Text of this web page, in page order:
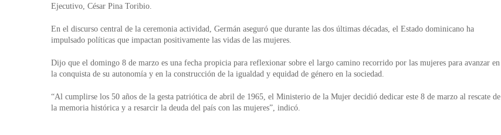
Ejecutivo, César Pina Toribio.
En el discurso central de la ceremonia actividad, Germán aseguró que durante las dos últimas décadas, el Estado dominicano ha
impulsado políticas que impactan positivamente las vidas de las mujeres.
Dijo que el domingo 8 de marzo es una fecha propicia para reflexionar sobre el largo camino recorrido por las mujeres para avanzar en
la conquista de su autonomía y en la construcción de la igualdad y equidad de género en la sociedad.
“Al cumplirse los 50 años de la gesta patriótica de abril de 1965, el Ministerio de la Mujer decidió dedicar este 8 de marzo al rescate de
la memoria histórica y a resarcir la deuda del país con las mujeres”, indicó.